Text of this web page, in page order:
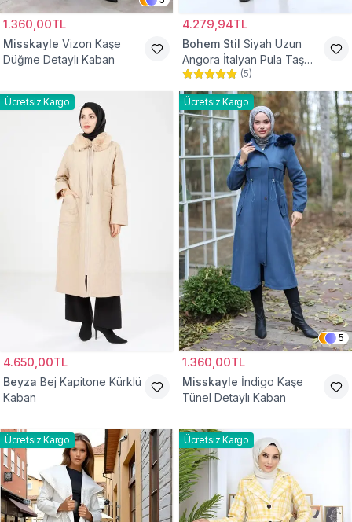
1.360,00TL
Misskayle Vizon Kaşe
Düğme Detaylı Kaban
4.279,94TL
Bohem Stil Siyah Uzun
Angora İtalyan Pula Taş
Detaylı Tesettür Kaban
(5)
Ücretsiz Kargo
4.650,00TL
Beyza Bej Kapitone Kürklü
Kaban
Ücretsiz Kargo
5
1.360,00TL
Misskayle İndigo Kaşe
Tünel Detaylı Kaban
Ücretsiz Kargo Ücretsiz Kargo